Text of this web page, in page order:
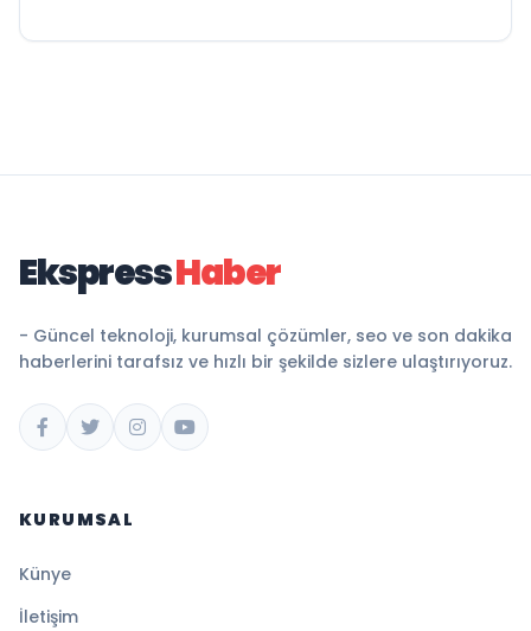
EkspressHaber
- Güncel teknoloji, kurumsal çözümler, seo ve son dakika
haberlerini tarafsız ve hızlı bir şekilde sizlere ulaştırıyoruz.
KURUMSAL
Künye
İletişim